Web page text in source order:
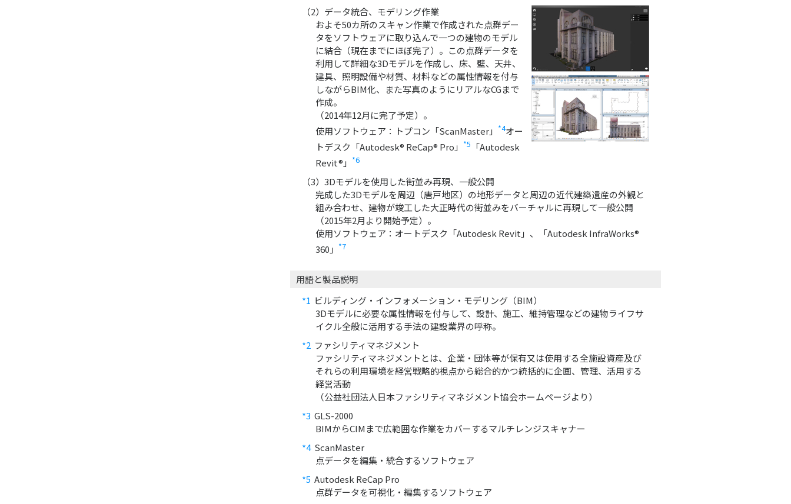
（2）データ統合、モデリング作業
およそ50カ所のスキャン作業で作成された点群デー
タをソフトウェアに取り込んで一つの建物のモデル
に結合（現在までにほぼ完了）。この点群データを
利用して詳細な3Dモデルを作成し、床、壁、天井、
建具、照明設備や材質、材料などの属性情報を付与
しながらBIM化、また写真のようにリアルなCGまで
作成。
（2014年12月に完了予定）。
使用ソフトウェア：トプコン「ScanMaster」 *4オー
トデスク「Autodesk® ReCap® Pro」 *5 「Autodesk
Revit®」 *6
（3）3Dモデルを使用した街並み再現、一般公開
完成した3Dモデルを周辺（唐戸地区）の地形データと周辺の近代建築遺産の外観と
組み合わせ、建物が竣工した大正時代の街並みをバーチャルに再現して一般公開
（2015年2月より開始予定）。
使用ソフトウェア：オートデスク「Autodesk Revit」、「Autodesk InfraWorks®
360」 *7
用語と製品説明
*1 ビルディング・インフォメーション・モデリング（BIM）
3Dモデルに必要な属性情報を付与して、設計、施工、維持管理などの建物ライフサ
イクル全般に活用する手法の建設業界の呼称。
*2 ファシリティマネジメント
ファシリティマネジメントとは、企業・団体等が保有又は使用する全施設資産及び
それらの利用環境を経営戦略的視点から総合的かつ統括的に企画、管理、活用する
経営活動
（公益社団法人日本ファシリティマネジメント協会ホームページより）
*3 GLS-2000
BIMからCIMまで広範囲な作業をカバーするマルチレンジスキャナー
*4 ScanMaster
点データを編集・統合するソフトウェア
*5 Autodesk ReCap Pro
点群データを可視化・編集するソフトウェア